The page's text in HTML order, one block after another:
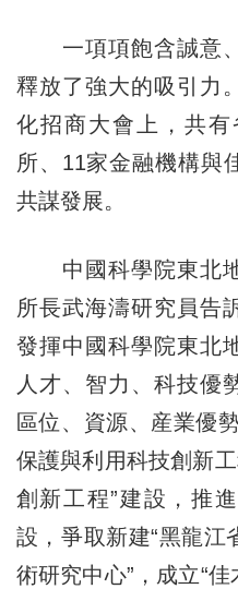
一項項飽含誠意、
釋放了強大的吸引力
化招商大會上，共
所、11家金融機構與
共謀發展。
中國科學院東北地
所長武海濤研究員告
發揮中國科學院東北
人才、智力、科技優
區位、資源、産業優
保護與利用科技創新
創新工程”建設，推
設，爭取新建“黑龍江
術研究中心”，成立“